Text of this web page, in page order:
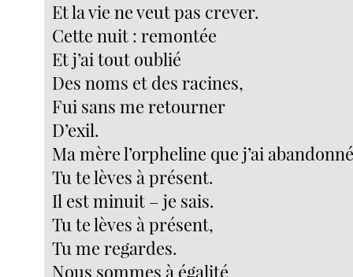
Et la vie ne veut pas crever.
Cette nuit : remontée
Et j’ai tout oublié
Des noms et des racines,
Fui sans me retourner
D’exil.
Ma mère l’orpheline que j’ai
Tu te lèves à présent.
Il est minuit – je sais.
Tu te lèves à présent,
Tu me regardes.
Nous sommes à égalité